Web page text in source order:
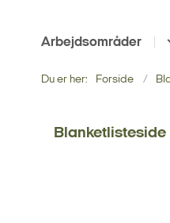
Arbejdsområder
Du er her: Forside
Blanketlisteside